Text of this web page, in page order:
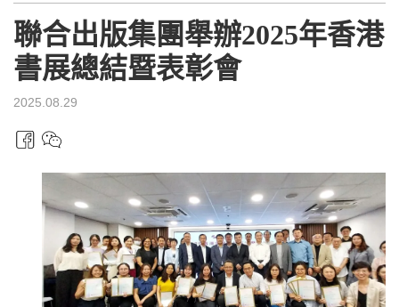
聯合出版集團舉辦2025年香港
書展總結暨表彰會
2025.08.29